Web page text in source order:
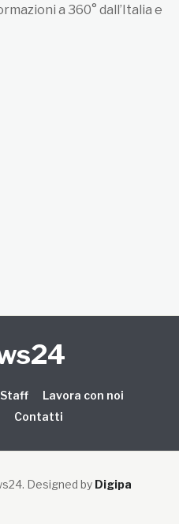
a 360° dall’Italia e
Staff
Lavora con noi
Contatti
. Designed by Digipa